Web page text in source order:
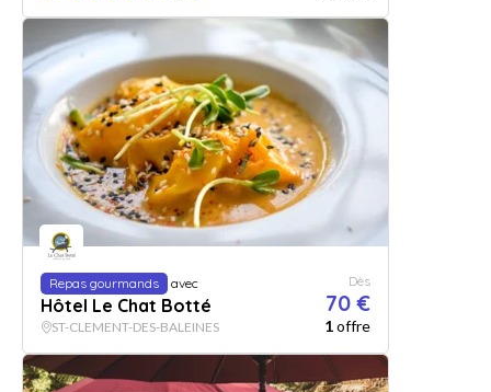
Repas gourmands avec
Hôtel Le Chat Botté
Dès
70 €
ST-CLEMENT-DES-BALEINES 1offre